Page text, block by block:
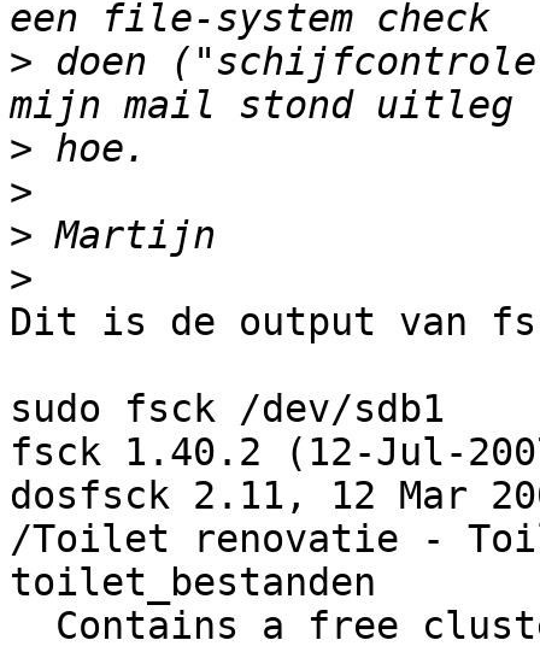
> doen
>
>
>
>
Dit is de output van
sudo fsck /dev/sdb1
fsck 1.40.2 (12-Jul-
dosfsck 2.11, 12 Mar
/Toilet renovatie -
toilet_bestanden